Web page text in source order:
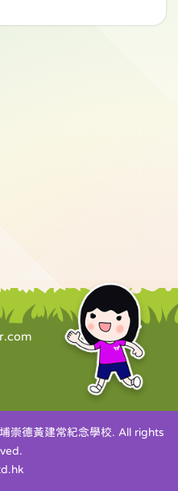
崇德黃建常紀念學校. All rights